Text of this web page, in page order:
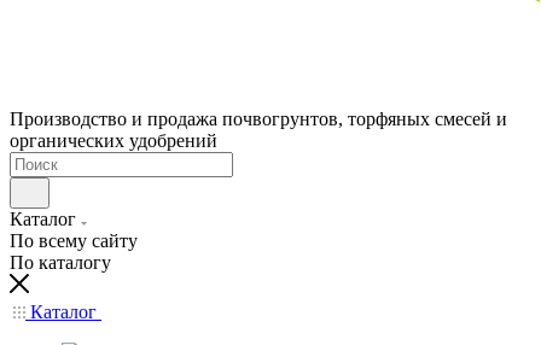
Производство и продажа почвогрунтов, торфяных смесей и
органических удобрений
Каталог
По всему сайту
По каталогу
Каталог